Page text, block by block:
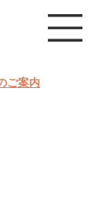
ご案内